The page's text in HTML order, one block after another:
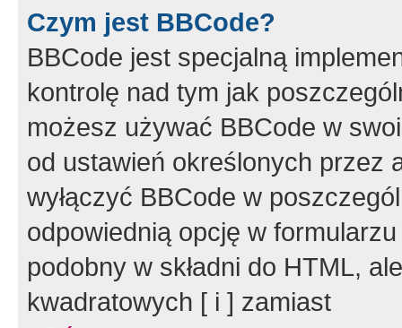
Czym jest BBCode?
BBCode jest specjalną
kontrolę nad tym jak
możesz używać BBCode w
od ustawień określonych przez
wyłączyć BBCode w
odpowiednią opcję w
podobny w składni do HTML,
kwadratowych [ i ] zamiast